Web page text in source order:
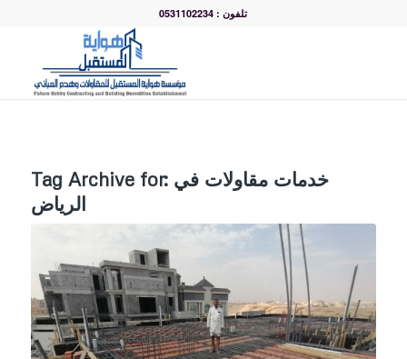
تلفون : 0531102234
Tag Archive for: خدمات مقاولات في
الرياض